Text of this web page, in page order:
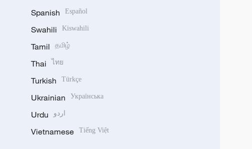
Spanish Español
Swahili Kiswahili
Tamil தமிழ்
Thai ไทย
Turkish Türkçe
Ukrainian Українська
Urdu اردو
Vietnamese Tiếng Việt